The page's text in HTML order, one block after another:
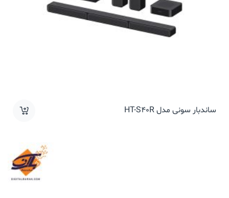
ساندبار سونی مدل HT-S40R